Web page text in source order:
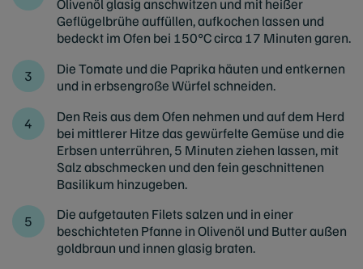
Olivenöl glasig anschwitzen und mit heißer
Geflügelbrühe auffüllen, aufkochen lassen und
bedeckt im Ofen bei 150°C circa 17 Minuten garen.
Die Tomate und die Paprika häuten und entkernen
und in erbsengroße Würfel schneiden.
Den Reis aus dem Ofen nehmen und auf dem Herd
bei mittlerer Hitze das gewürfelte Gemüse und die
Erbsen unterrühren, 5 Minuten ziehen lassen, mit
Salz abschmecken und den fein geschnittenen
Basilikum hinzugeben.
Die aufgetauten Filets salzen und in einer
beschichteten Pfanne in Olivenöl und Butter außen
goldbraun und innen glasig braten.